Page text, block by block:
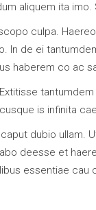
aliquem ita
culpa.
In de ei
haberem co ac
is infinita
dubio ullam.
deesse et
essentiae